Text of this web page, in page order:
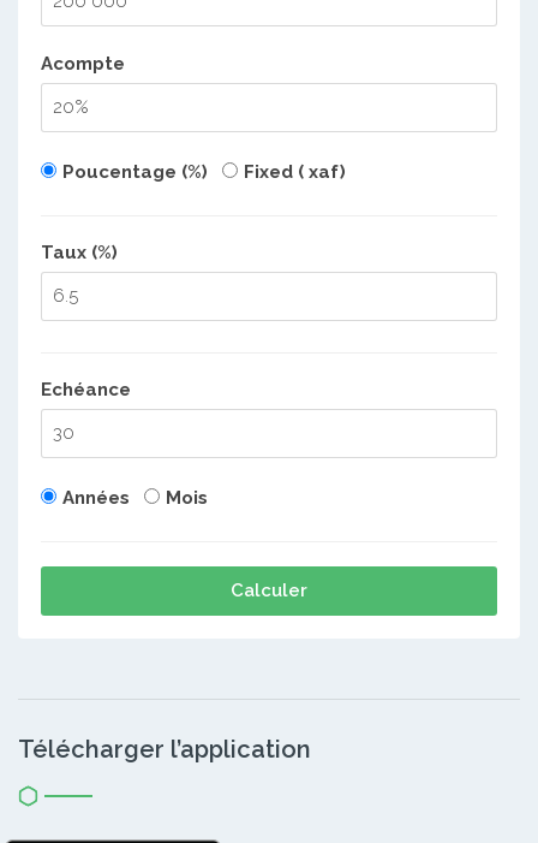
Acompte
Poucentage (%) Fixed ( xaf)
Taux (%)
Echéance
Années Mois
Calculer
Télécharger l’application